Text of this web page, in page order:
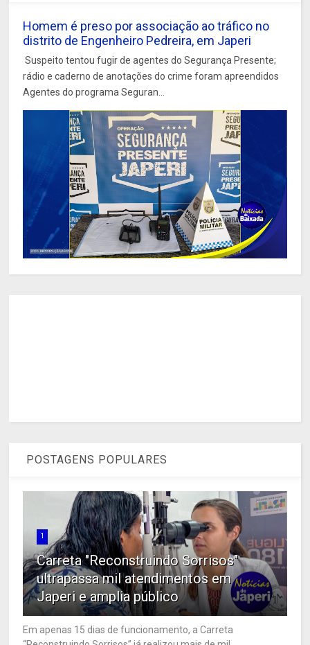
Homem é preso por associação ao tráfico no
distrito de Engenheiro Pedreira, em Japeri
Suspeito tentou fugir de agentes do Segurança Presente;
rádio e caderno de anotações do crime foram apreendidos
Agentes do programa Seguran...
POSTAGENS POPULARES
1
Carreta "Reconstruindo Sorrisos"
ultrapassa mil atendimentos em
Japeri e amplia público
Em apenas 15 dias de funcionamento, a Carreta